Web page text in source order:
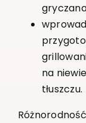
na
tłuszczu.